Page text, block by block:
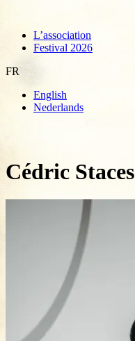
L’association
Festival 2026
FR
English
Nederlands
Cédric Staces